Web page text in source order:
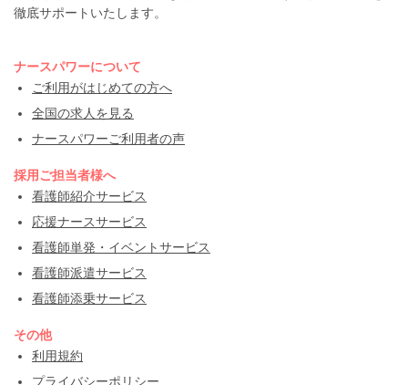
徹底サポートいたします。
ナースパワーについて
ご利用がはじめての方へ
全国の求人を見る
ナースパワーご利用者の声
採用ご担当者様へ
看護師紹介サービス
応援ナースサービス
看護師単発・イベントサービス
看護師派遣サービス
看護師添乗サービス
その他
利用規約
プライバシーポリシー